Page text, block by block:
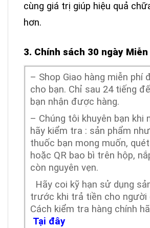
cùng giá trị giúp hiệu quả
hơn.
3. Chính sách 30 ngày Miễn
– Shop Giao hàng miễn phí
cho bạn. Chỉ sau 24 tiếng
bạn nhận được hàng.
– Chúng tôi khuyên bạn khi
hãy kiểm tra : sản phẩm
thuốc bạn mong muốn,
hoặc QR bao bì trên hộp,
còn nguyên vẹn.
Hãy coi kỹ hạn sử dụng
trước khi trả tiền cho người
Cách kiểm tra hàng chính
Tại đây